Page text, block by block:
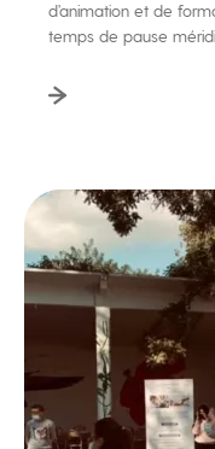
d’animation et de
temps de pause